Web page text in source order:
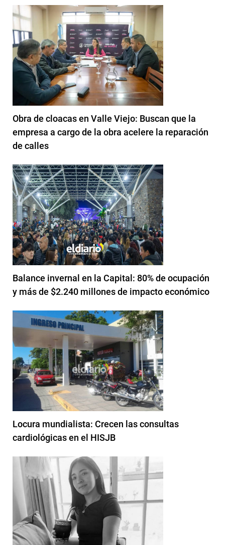
Obra de cloacas en Valle Viejo: Buscan que la
empresa a cargo de la obra acelere la reparación
de calles
Balance invernal en la Capital: 80% de ocupación
y más de $2.240 millones de impacto económico
Locura mundialista: Crecen las consultas
cardiológicas en el HISJB